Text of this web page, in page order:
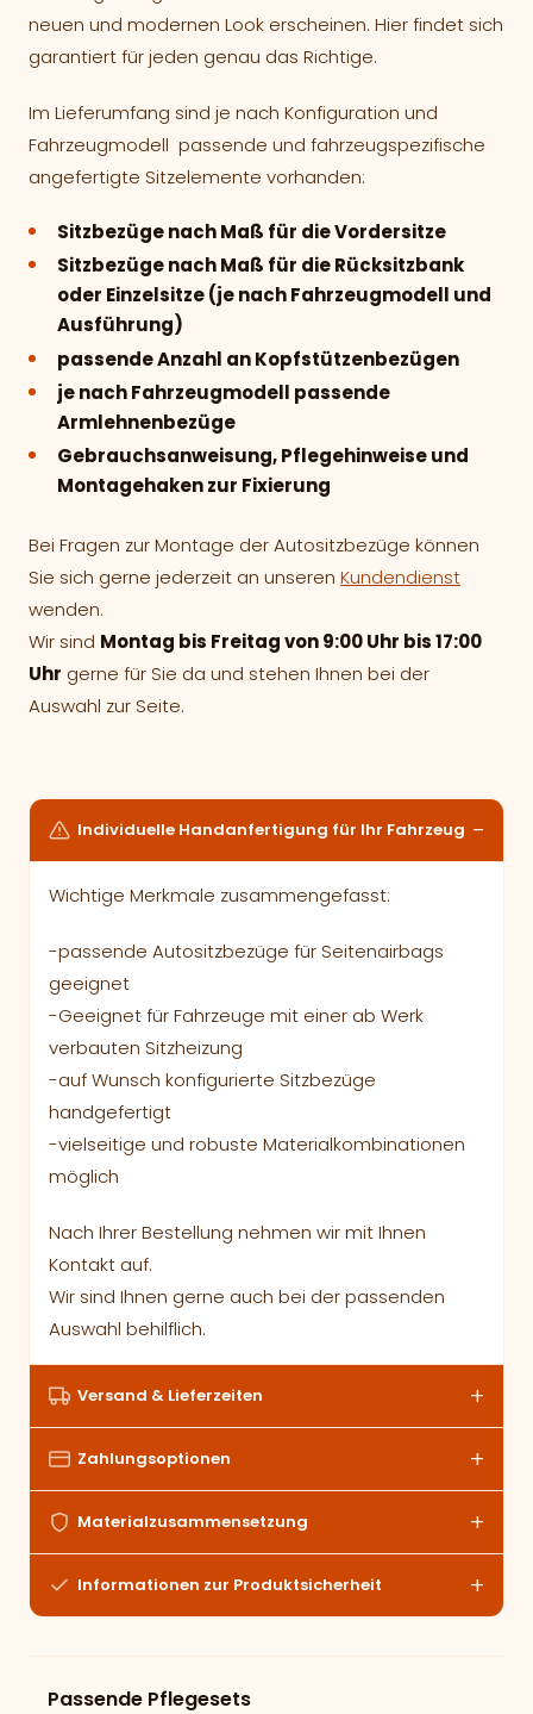
neuen und modernen Look erscheinen. Hier findet sich
garantiert für jeden genau das Richtige.
Im Lieferumfang sind je nach Konfiguration und
Fahrzeugmodell passende und fahrzeugspezifische
angefertigte Sitzelemente vorhanden:
Sitzbezüge nach Maß für die Vordersitze
Sitzbezüge nach Maß für die Rücksitzbank
oder Einzelsitze (je nach Fahrzeugmodell und
Ausführung)
passende Anzahl an Kopfstützenbezügen
je nach Fahrzeugmodell passende
Armlehnenbezüge
Gebrauchsanweisung, Pflegehinweise und
Montagehaken zur Fixierung
Bei Fragen zur Montage der Autositzbezüge können
Sie sich gerne jederzeit an unseren Kundendienst
wenden.
Wir sind Montag bis Freitag von 9:00 Uhr bis 17:00
Uhr gerne für Sie da und stehen Ihnen bei der
Auswahl zur Seite.
Individuelle Handanfertigung für Ihr Fahrzeug
Wichtige Merkmale zusammengefasst:
-passende Autositzbezüge für Seitenairbags
geeignet
-Geeignet für Fahrzeuge mit einer ab Werk
verbauten Sitzheizung
-auf Wunsch konfigurierte Sitzbezüge
handgefertigt
-vielseitige und robuste Materialkombinationen
möglich
Nach Ihrer Bestellung nehmen wir mit Ihnen
Kontakt auf.
Wir sind Ihnen gerne auch bei der passenden
Auswahl behilflich.
Versand & Lieferzeiten
Zahlungsoptionen
Materialzusammensetzung
Informationen zur Produktsicherheit
Passende Pflegesets